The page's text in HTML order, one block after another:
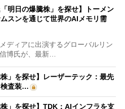
「明日の爆騰株」を探せ】トーメン
スンを通じて世界のAIメモリ需
ディアに出演するグローバルリン
博氏が、最新…
」を探せ】レーザーテック：最先
検査装…
」を探せ】TDK：AIインフラを支